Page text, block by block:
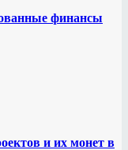
финансы
и их монет в